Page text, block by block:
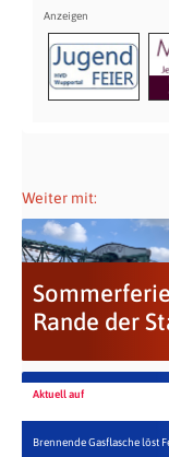
Weiter mit:
Rande der
Aktuell auf
Brennende Gasflasche löst